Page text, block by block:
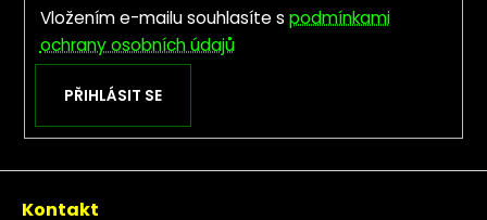
Vložením e-mailu souhlasíte s podmínkami
ochrany osobních údajů
PŘIHLÁSIT SE
Kontakt